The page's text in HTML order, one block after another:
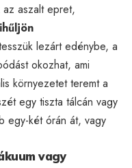
aszalt epret,
lezárt edénybe, a
okozhat, ami
környezetet teremt a
egy tiszta tálcán vagy
egy-két órán át, vagy
vagy